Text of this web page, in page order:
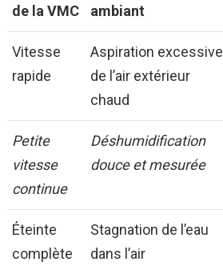
de la VMC ambiant
Vitesse
rapide
Aspiration excessive
de l’air extérieur
chaud
Petite
vitesse
continue
Déshumidification
douce et mesurée
Éteinte
complète
Stagnation de l’eau
dans l’air